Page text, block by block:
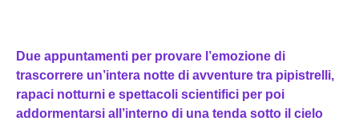
Due appuntamenti per provare l’emozione di
trascorrere un’intera notte di avventure tra pipistrelli,
rapaci notturni e spettacoli scientifici per poi
addormentarsi all’interno di una tenda sotto il cielo